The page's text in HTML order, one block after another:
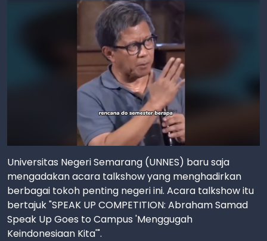
Universitas Negeri Semarang (UNNES) baru saja
mengadakan acara talkshow yang menghadirkan
berbagai tokoh penting negeri ini. Acara talkshow itu
bertajuk "SPEAK UP COMPETITION: Abraham Samad
Speak Up Goes to Campus 'Menggugah
Keindonesiaan Kita'".